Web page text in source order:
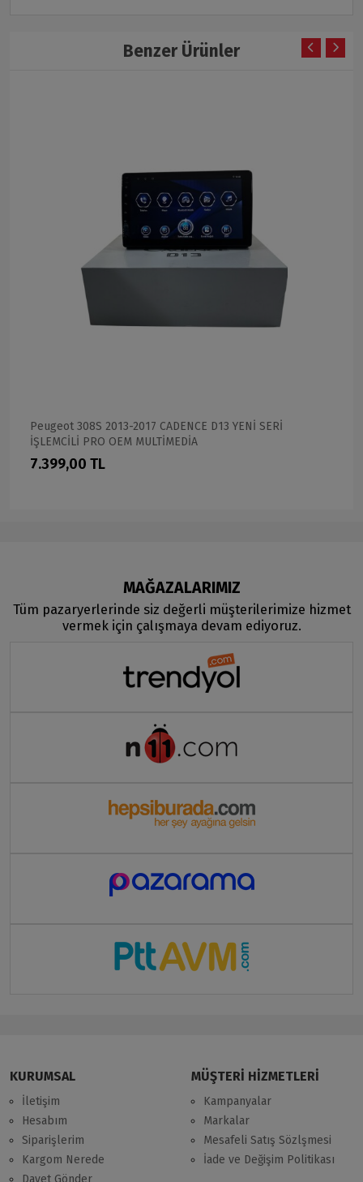
Benzer Ürünler
Peugeot 308S 2013-2017 CADENCE D13 YENİ SERİ
İŞLEMCİLİ PRO OEM MULTİMEDİA
7.399,00 TL
MAĞAZALARIMIZ
Tüm pazaryerlerinde siz değerli müşterilerimize hizmet
vermek için çalışmaya devam ediyoruz.
KURUMSAL
İletişim
Hesabım
Siparişlerim
Kargom Nerede
Davet Gönder
MÜŞTERİ HİZMETLERİ
Kampanyalar
Markalar
Mesafeli Satış Sözlşmesi
İade ve Değişim Politikası